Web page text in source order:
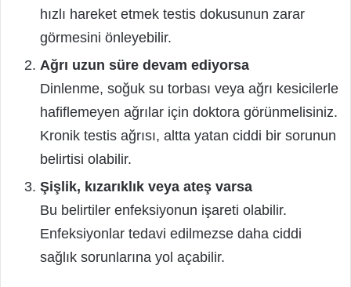
hızlı hareket etmek testis dokusunun zarar
görmesini önleyebilir.
Ağrı uzun süre devam ediyorsa
Dinlenme, soğuk su torbası veya ağrı kesicilerle
hafiflemeyen ağrılar için doktora görünmelisiniz.
Kronik testis ağrısı, altta yatan ciddi bir sorunun
belirtisi olabilir.
Şişlik, kızarıklık veya ateş varsa
Bu belirtiler enfeksiyonun işareti olabilir.
Enfeksiyonlar tedavi edilmezse daha ciddi
sağlık sorunlarına yol açabilir.